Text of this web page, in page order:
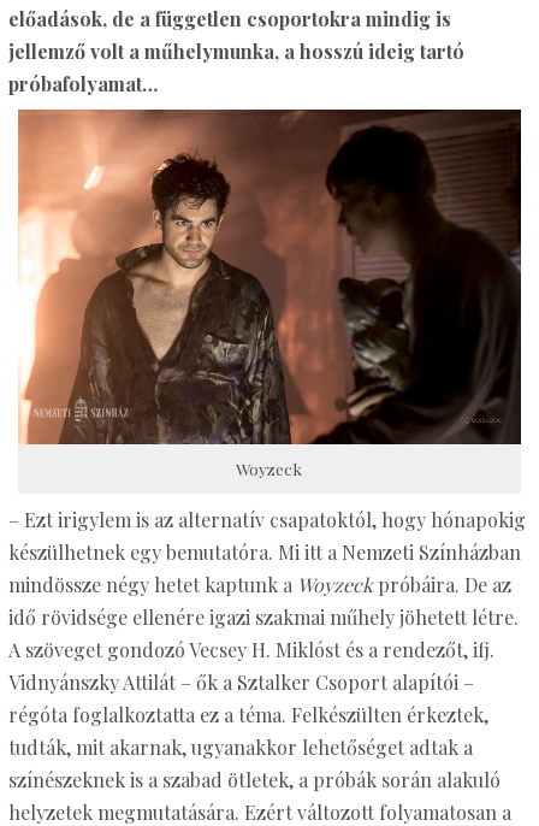
előadások, de a független csoportokra mindig is
jellemző volt a műhelymunka, a hosszú ideig tartó
próbafolyamat…
Woyzeck
– Ezt irigylem is az alternatív csapatoktól, hogy hónapokig
készülhetnek egy bemutatóra. Mi itt a Nemzeti Színházban
mindössze négy hetet kaptunk a Woyzeckpróbáira. De az
idő rövidsége ellenére igazi szakmai műhely jöhetett létre.
A szöveget gondozó Vecsey H. Miklóst és a rendezőt, ifj.
Vidnyánszky Attilát – ők a Sztalker Csoport alapítói –
régóta foglalkoztatta ez a téma. Felkészülten érkeztek,
tudták, mit akarnak, ugyanakkor lehetőséget adtak a
színészeknek is a szabad ötletek, a próbák során alakuló
helyzetek megmutatására. Ezért változott folyamatosan a